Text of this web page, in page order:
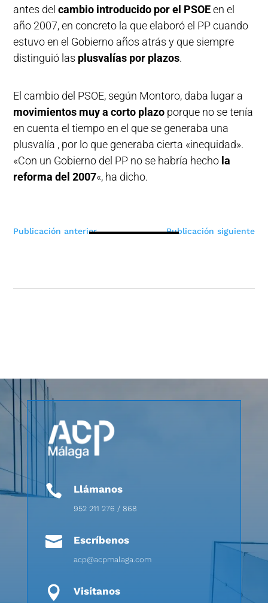
antes delcambio introducido por el PSOEen el
año 2007, en concreto la que elaboró el PP cuando
estuvo en el Gobierno años atrás y que siempre
distinguió las plusvalías por plazos.
El cambio del PSOE, según Montoro, daba lugar a
movimientos muy a corto plazo porque no se tenía
en cuenta el tiempo en el que se generaba una
plusvalía , por lo que generaba cierta «inequidad».
«Con un Gobierno del PP no se habría hecho la
reforma del 2007«, ha dicho.
Navegación
Publicación anterior Publicación siguiente
 Llámanos
952 211 276 / 868
 Escríbenos
acp@acpmalaga.com
 Visítanos